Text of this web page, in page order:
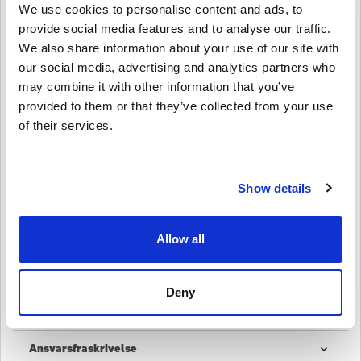
We use cookies to personalise content and ads, to
provide social media features and to analyse our traffic.
We also share information about your use of our site with
our social media, advertising and analytics partners who
may combine it with other information that you’ve
provided to them or that they’ve collected from your use
of their services.
Show details
Allow all
Deny
PlayStation Network USA?
1️⃣ Log ind på din PSN-konto – få adgang via konsol eller
PlayStation Store-webstedet.
2️⃣ Naviger til "Indløs koder" – som findes i PlayStation Store-
menuen.
3️⃣ Indtast din digitale kode – indtast den 12-cifrede kode, du
modtager efter købet.
4️⃣ Nyd dine nye penge – Tilføjes øjeblikkeligt til din PSN-wallet til
at købe spil, abonnementer og underholdning på dine egne
PlayStation Network USA nu fra Livecards.net, og begynd at spille i
dag!
Sådan fungerer det på Livecards.net
Ny på Livecards.net? Det er hurtigt og nemt at købe digitale koder:
Ansvarsfraskrivelse